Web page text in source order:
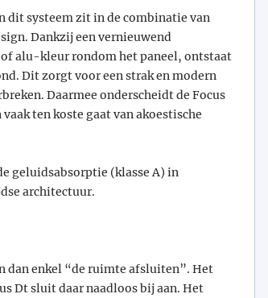
dit systeem zit in de combinatie van
Dankzij een vernieuwend
alu-kleur rondom het paneel, ontstaat
Dit zorgt voor een strak en modern
Daarmee onderscheidt de Focus
ten koste gaat van akoestische
geluidsabsorptie (klasse A) in
architectuur.
dan enkel “de ruimte afsluiten”. Het
Dt sluit daar naadloos bij aan. Het